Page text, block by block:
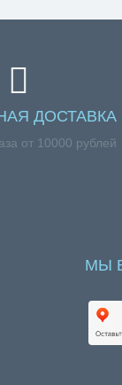
ДОСТАВКА
от 10000 рублей
МЫ